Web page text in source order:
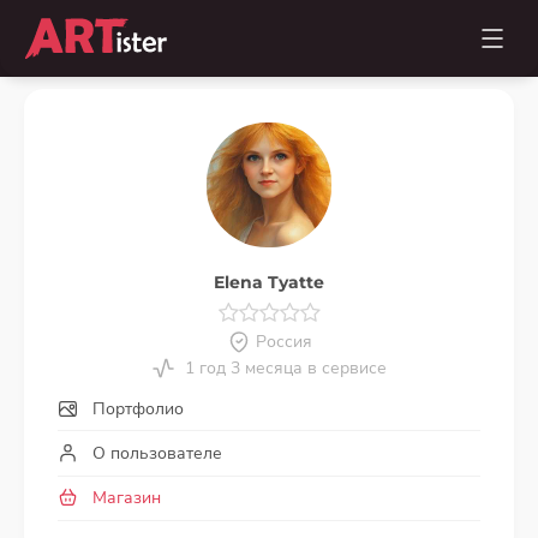
Elena Tyatte
Россия
1 год 3 месяца в сервисе
Портфолио
О пользователе
Магазин